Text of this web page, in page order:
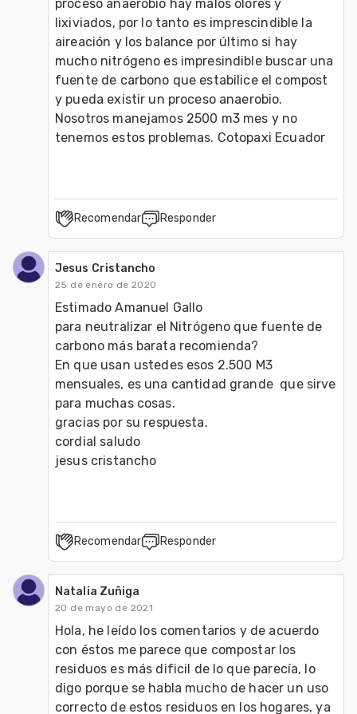
proceso anaerobio hay malos olores y
lixiviados, por lo tanto es imprescindible la
aireación y los balance por último si hay
mucho nitrógeno es impresindible buscar una
fuente de carbono que estabilice el compost
y pueda existir un proceso anaerobio.
Nosotros manejamos 2500 m3 mes y no
Recomendar Responder
Jesus Cristancho
25 de enero de 2020
Estimado Amanuel Gallo
para neutralizar el Nitrógeno que fuente de
carbono más barata recomienda?
En que usan ustedes esos 2.500 M3
mensuales, es una cantidad grande  que sirve
para muchas cosas.
gracias por su respuesta.
cordial saludo
Recomendar Responder
Natalia Zuñiga
20 de mayo de 2021
Hola, he leído los comentarios y de acuerdo
con éstos me parece que compostar los
residuos es más dificil de lo que parecía, lo
digo porque se habla mucho de hacer un uso
correcto de estos residuos en los hogares, ya